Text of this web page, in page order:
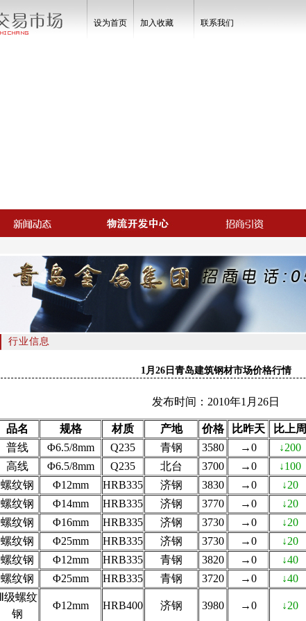
设为首页 加入收藏 联系我们
行业信息
1月26日青岛建筑钢材市场价格行情
发布时间：2010年1月26日
品名 规格 材质 产地 价格 比昨天 比上周
普线
Φ6.5/8mm Q235 青钢 3580 →0 ↓200
高线
Φ6.5/8mm Q235 北台 3700 →0 ↓100
螺纹钢
Φ12mm HRB335 济钢 3830 →0 ↓20
螺纹钢
Φ14mm HRB335 济钢 3770 →0 ↓20
螺纹钢
Φ16mm HRB335 济钢 3730 →0 ↓20
螺纹钢
Φ25mm HRB335 济钢 3730 →0 ↓20
螺纹钢
Φ12mm HRB335 青钢 3820 →0 ↓40
螺纹钢
Φ25mm HRB335 青钢 3720 →0 ↓40
Ⅲ级螺纹
钢
Φ12mm HRB400 济钢 3980 →0 ↓20